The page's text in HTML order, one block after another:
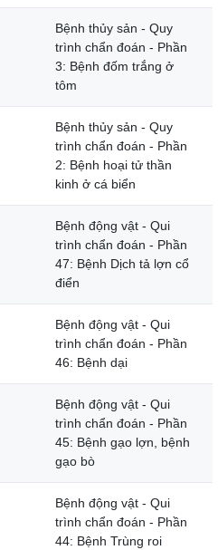
Bệnh thủy sản - Quy
trình chẩn đoán - Phần
3: Bệnh đốm trắng ở
tôm
Bệnh thủy sản - Quy
trình chẩn đoán - Phần
2: Bệnh hoại tử thần
kinh ở cá biển
Bệnh động vật - Qui
trình chẩn đoán - Phần
47: Bệnh Dịch tả lợn cổ
điển
Bệnh động vật - Qui
trình chẩn đoán - Phần
46: Bệnh dại
Bệnh động vật - Qui
trình chẩn đoán - Phần
45: Bệnh gạo lợn, bệnh
gạo bò
Bệnh động vật - Qui
trình chẩn đoán - Phần
44: Bệnh Trùng roi